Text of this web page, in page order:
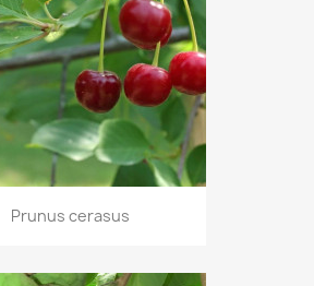
Prunus cerasus